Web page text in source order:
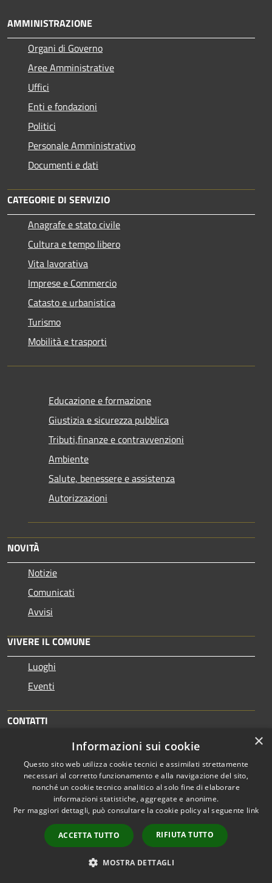
AMMINISTRAZIONE
Organi di Governo
Aree Amministrative
Uffici
Enti e fondazioni
Politici
Personale Amministrativo
Documenti e dati
CATEGORIE DI SERVIZIO
Anagrafe e stato civile
Cultura e tempo libero
Vita lavorativa
Imprese e Commercio
Catasto e urbanistica
Turismo
Mobilità e trasporti
Educazione e formazione
Giustizia e sicurezza pubblica
Tributi,finanze e contravvenzioni
Ambiente
Salute, benessere e assistenza
Autorizzazioni
NOVITÀ
Notizie
Comunicati
Avvisi
VIVERE IL COMUNE
Luoghi
Eventi
CONTATTI
Comune di Cellole
Via Lorenzo Montecuollo, 28
81030 - Cellole - CE
Codice Fiscale: 00982870610
Partita IVA: 00982870610
PEC: comune.cellole@asmepec.it
Centralino Unico: 0823604411
×
Informazioni sui cookie
Questo sito web utilizza cookie tecnici e assimilati strettamente
necessari al corretto funzionamento e alla navigazione del sito,
nonché un cookie tecnico analitico al solo fine di elaborare
informazioni statistiche, aggregate e anonime.
Per maggiori dettagli, può consultare la cookie policy al seguente link
ACCETTA TUTTO RIFIUTA TUTTO
MOSTRA DETTAGLI